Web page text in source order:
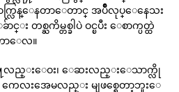
က္လြန္ေနတာေတာင္ အပ်ိဳလုပ္ေနေသး
တစ္ႀကိမ္တစ္ခါပဲ ဝင္ၿပီး ေစာက္ပတ္ထဲ
ာေလ။
န္နဲ႔လည္းေဝး၊ ေဆးလည္းေသာက္လို
ေလးအေမလည္း မျဖစ္ရေတာ့ဘူးေ